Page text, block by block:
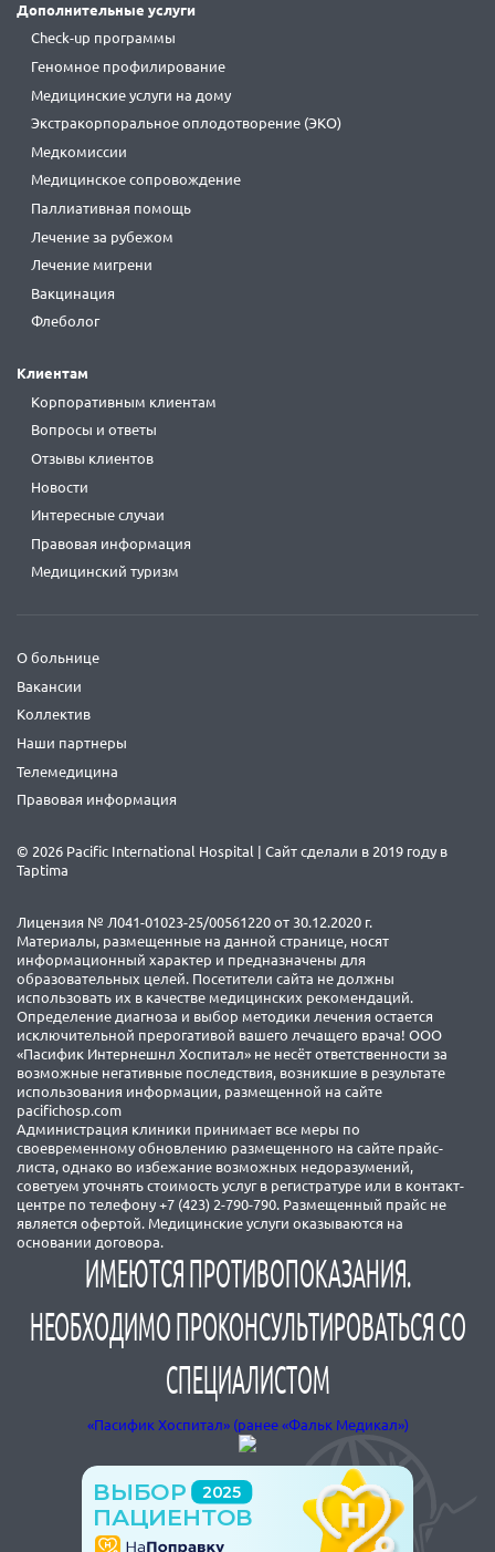
Дополнительные услуги
Check-up программы
Геномное профилирование
Медицинские услуги на дому
Экстракорпоральное оплодотворение (ЭКО)
Медкомиссии
Медицинское сопровождение
Паллиативная помощь
Лечение за рубежом
Лечение мигрени
Вакцинация
Флеболог
Клиентам
Корпоративным клиентам
Вопросы и ответы
Отзывы клиентов
Новости
Интересные случаи
Правовая информация
Медицинский туризм
О больнице
Вакансии
Коллектив
Наши партнеры
Телемедицина
Правовая информация
© 2026 Pacific International Hospital | Сайт сделали в 2019 году в
Taptima
Лицензия № Л041-01023-25/00561220 от 30.12.2020 г.
Материалы, размещенные на данной странице, носят
информационный характер и предназначены для
образовательных целей. Посетители сайта не должны
использовать их в качестве медицинских рекомендаций.
Определение диагноза и выбор методики лечения остается
исключительной прерогативой вашего лечащего врача! ООО
«Пасифик Интернешнл Хоспитал» не несёт ответственности за
возможные негативные последствия, возникшие в результате
использования информации, размещенной на сайте
pacifichosp.com
Администрация клиники принимает все меры по
своевременному обновлению размещенного на сайте прайс-
листа, однако во избежание возможных недоразумений,
советуем уточнять стоимость услуг в регистратуре или в контакт-
центре по телефону +7 (423) 2-790-790. Размещенный прайс не
является офертой. Медицинские услуги оказываются на
основании договора.
ИМЕЮТСЯ ПРОТИВОПОКАЗАНИЯ.
НЕОБХОДИМО ПРОКОНСУЛЬТИРОВАТЬСЯ СО
СПЕЦИАЛИСТОМ
«Пасифик Хоспитал» (ранее «Фальк Медикал»)